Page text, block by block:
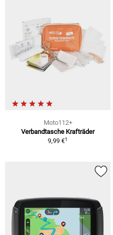
Moto112+
Verbandtasche Krafträder
9,99 €1